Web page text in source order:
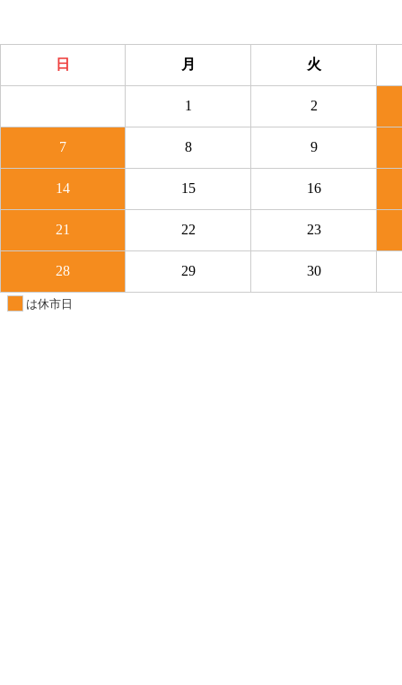
日 月 火
1 2
7 8 9
14 15 16
21 22 23
28 29 30
は休市日